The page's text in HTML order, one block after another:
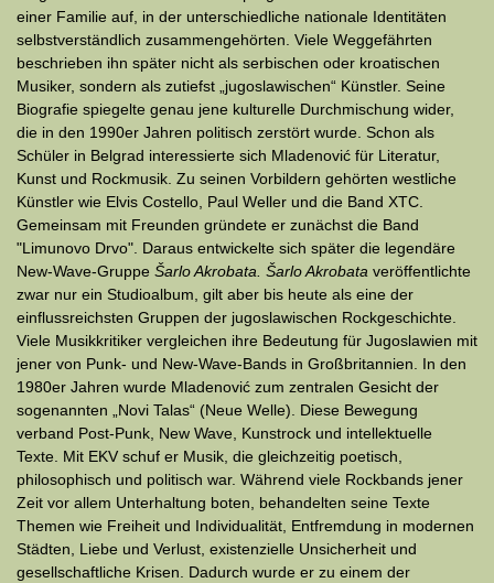
einer Familie auf, in der unterschiedliche nationale Identitäten
selbstverständlich zusammengehörten. Viele Weggefährten
beschrieben ihn später nicht als serbischen oder kroatischen
Musiker, sondern als zutiefst „jugoslawischen“ Künstler. Seine
Biografie spiegelte genau jene kulturelle Durchmischung wider,
die in den 1990er Jahren politisch zerstört wurde. Schon als
Schüler in Belgrad interessierte sich Mladenović für Literatur,
Kunst und Rockmusik. Zu seinen Vorbildern gehörten westliche
Künstler wie Elvis Costello, Paul Weller und die Band XTC.
Gemeinsam mit Freunden gründete er zunächst die Band
"Limunovo Drvo". Daraus entwickelte sich später die legendäre
New-Wave-Gruppe Šarlo Akrobata. Šarlo Akrobata veröffentlichte
zwar nur ein Studioalbum, gilt aber bis heute als eine der
einflussreichsten Gruppen der jugoslawischen Rockgeschichte.
Viele Musikkritiker vergleichen ihre Bedeutung für Jugoslawien mit
jener von Punk- und New-Wave-Bands in Großbritannien. In den
1980er Jahren wurde Mladenović zum zentralen Gesicht der
sogenannten „Novi Talas“ (Neue Welle). Diese Bewegung
verband Post-Punk, New Wave, Kunstrock und intellektuelle
Texte. Mit EKV schuf er Musik, die gleichzeitig poetisch,
philosophisch und politisch war. Während viele Rockbands jener
Zeit vor allem Unterhaltung boten, behandelten seine Texte
Themen wie Freiheit und Individualität, Entfremdung in modernen
Städten, Liebe und Verlust, existenzielle Unsicherheit und
gesellschaftliche Krisen. Dadurch wurde er zu einem der